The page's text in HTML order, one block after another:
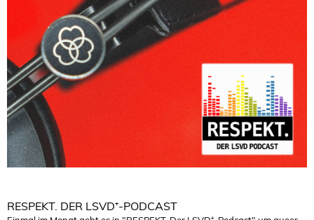
RESPEKT. DER LSVD⁺-PODCAST